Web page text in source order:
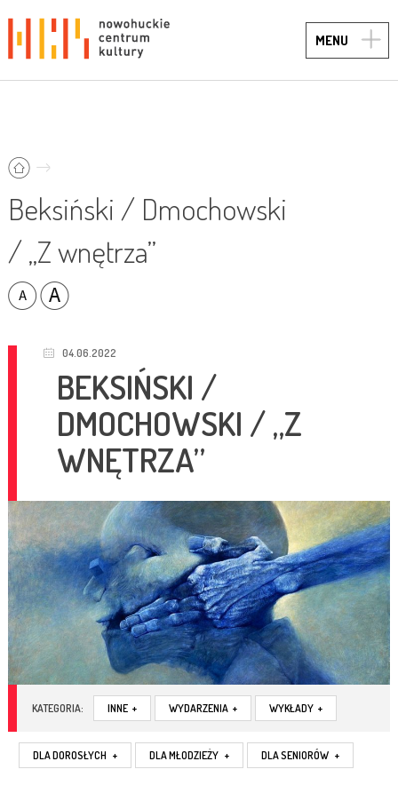
MENU
Beksiński / Dmochowski
/ „Z wnętrza”
04.06.2022
BEKSIŃSKI /
DMOCHOWSKI / „Z
WNĘTRZA”
KATEGORIA: INNE + WYDARZENIA + WYKŁADY +
DLA DOROSŁYCH + DLA MŁODZIEŻY + DLA SENIORÓW +